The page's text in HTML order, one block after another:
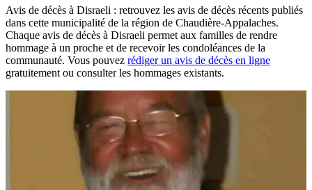
Par région
Par ville
Maisons funéraires
Publier un avis
Avis de décès à Disraeli : retrouvez les avis de décès récents publiés
dans cette municipalité de la région de Chaudière-Appalaches.
Chaque avis de décès à Disraeli permet aux familles de rendre
hommage à un proche et de recevoir les condoléances de la
communauté. Vous pouvez rédiger un avis de décès en ligne
gratuitement ou consulter les hommages existants.